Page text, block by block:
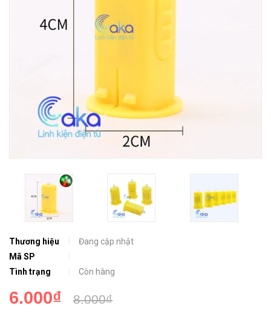
Thương hiệu
Đang cập nhật
Mã SP
Tình trạng
Còn hàng
6.000₫ 8.000₫